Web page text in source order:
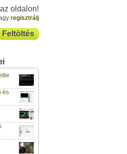
az oldalon!
regisztrálj
Feltöltés
és
a(z)
a(z)
című tippet.
a(z)